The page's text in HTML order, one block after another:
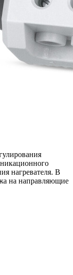
нагревателя. В
на направляющие